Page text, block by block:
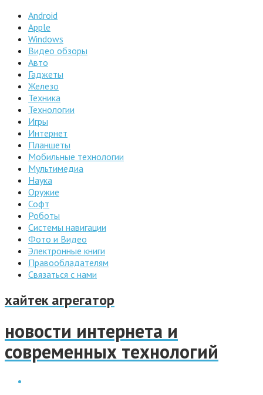
Android
Apple
Windows
Видео обзоры
Авто
Гаджеты
Железо
Техника
Технологии
Игры
Интернет
Планшеты
Мобильные технологии
Мультимедиа
Наука
Оружие
Софт
Роботы
Системы навигации
Фото и Видео
Электронные книги
Правообладателям
Связаться с нами
хайтек агрегатор
новости интернета и
современных технологий